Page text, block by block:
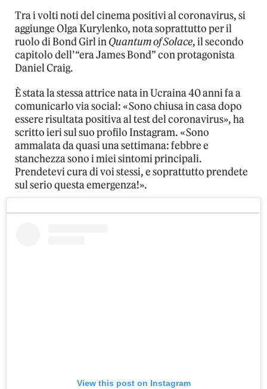
Tra i volti noti del cinema positivi al coronavirus, si
aggiunge Olga Kurylenko, nota soprattutto per il
ruolo di Bond Girl inQuantum of Solace, il secondo
capitolo dell’“era James Bond” con protagonista
Daniel Craig.
È stata la stessa attrice nata in Ucraina 40 anni fa a
comunicarlo via social: «Sono chiusa in casa dopo
essere risultata positiva al test del coronavirus», ha
scritto ieri sul suo profilo Instagram. «Sono
ammalata da quasi una settimana: febbre e
stanchezza sono i miei sintomi principali.
Prendetevi cura di voi stessi, e soprattutto prendete
sul serio questa emergenza!».
View this post on Instagram